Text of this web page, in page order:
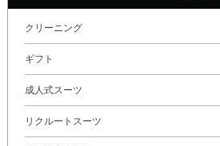
クリーニング
ギフト
成人式スーツ
リクルートスーツ